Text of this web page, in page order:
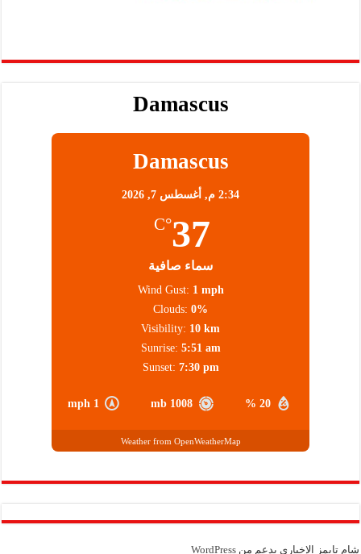
Damascus
Damascus
2:34 م, أغسطس 7, 2026
37
°C
سماء صافية
20 %
1008 mb
1 mph
Wind Gust: 1 mph
Clouds: 0%
Visibility: 10 km
Sunrise: 5:51 am
Sunset: 7:30 pm
Weather from OpenWeatherMap
شام تايمز الإخباري بدعم منWordPress